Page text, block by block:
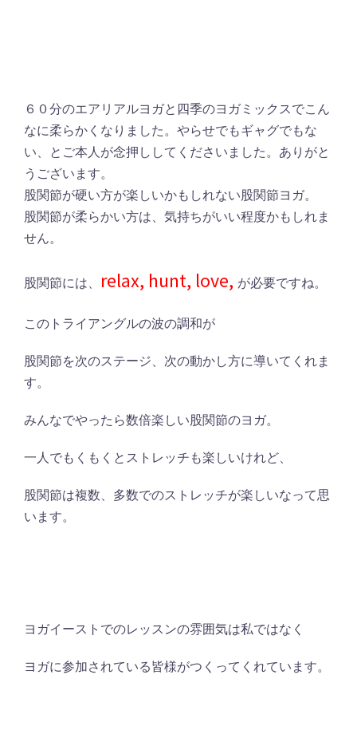
６０分のエアリアルヨガと四季のヨガミックスでこん
なに柔らかくなりました。やらせでもギャグでもな
い、とご本人が念押ししてくださいました。ありがと
うございます。
股関節が硬い方が楽しいかもしれない股関節ヨガ。
股関節が柔らかい方は、気持ちがいい程度かもしれま
せん。
股関節には、 relax, hunt, love, が必要ですね。
このトライアングルの波の調和が
股関節を次のステージ、次の動かし方に導いてくれま
す。
みんなでやったら数倍楽しい股関節のヨガ。
一人でもくもくとストレッチも楽しいけれど、
股関節は複数、多数でのストレッチが楽しいなって思
います。
ヨガイーストでのレッスンの雰囲気は私ではなく
ヨガに参加されている皆様がつくってくれています。